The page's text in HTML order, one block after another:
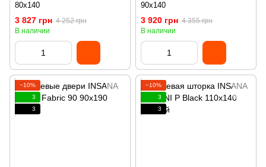
80х140
3 827 грн 4 252 грн
В наличии
90х140
3 920 грн 4 355 грн
В наличии
−10%
3
3
−10%
3
3